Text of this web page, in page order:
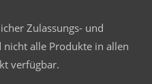
Zulassungs- und
alle Produkte in allen
verfügbar.